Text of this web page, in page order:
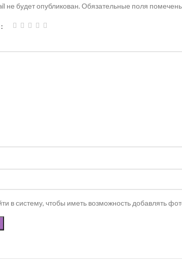
не будет опубликован. Обязательные поля
в систему, чтобы иметь возможность добавлять